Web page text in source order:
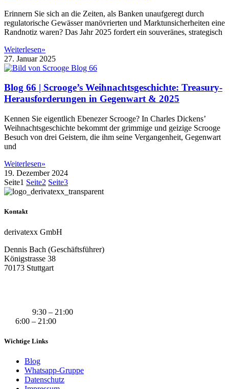
Erinnern Sie sich an die Zeiten, als Banken unaufgeregt durch
regulatorische Gewässer manövrierten und Marktunsicherheiten eine
Randnotiz waren? Das Jahr 2025 fordert ein souveränes, strategisch
Weiterlesen»
27. Januar 2025
Blog 66 | Scrooge’s Weihnachtsgeschichte: Treasury-
Herausforderungen in Gegenwart & 2025
Kennen Sie eigentlich Ebenezer Scrooge? In Charles Dickens’
Weihnachtsgeschichte bekommt der grimmige und geizige Scrooge
Besuch von drei Geistern, die ihm seine Vergangenheit, Gegenwart
und
Weiterlesen»
19. Dezember 2024
Seite1 Seite2 Seite3
Kontakt
derivatexx GmbH
Dennis Bach (Geschäftsführer)
Königstrasse 38
70173 Stuttgart
9:30 – 21:00
6:00 – 21:00
Wichtige Links
Blog
Whatsapp-Gruppe
Datenschutz